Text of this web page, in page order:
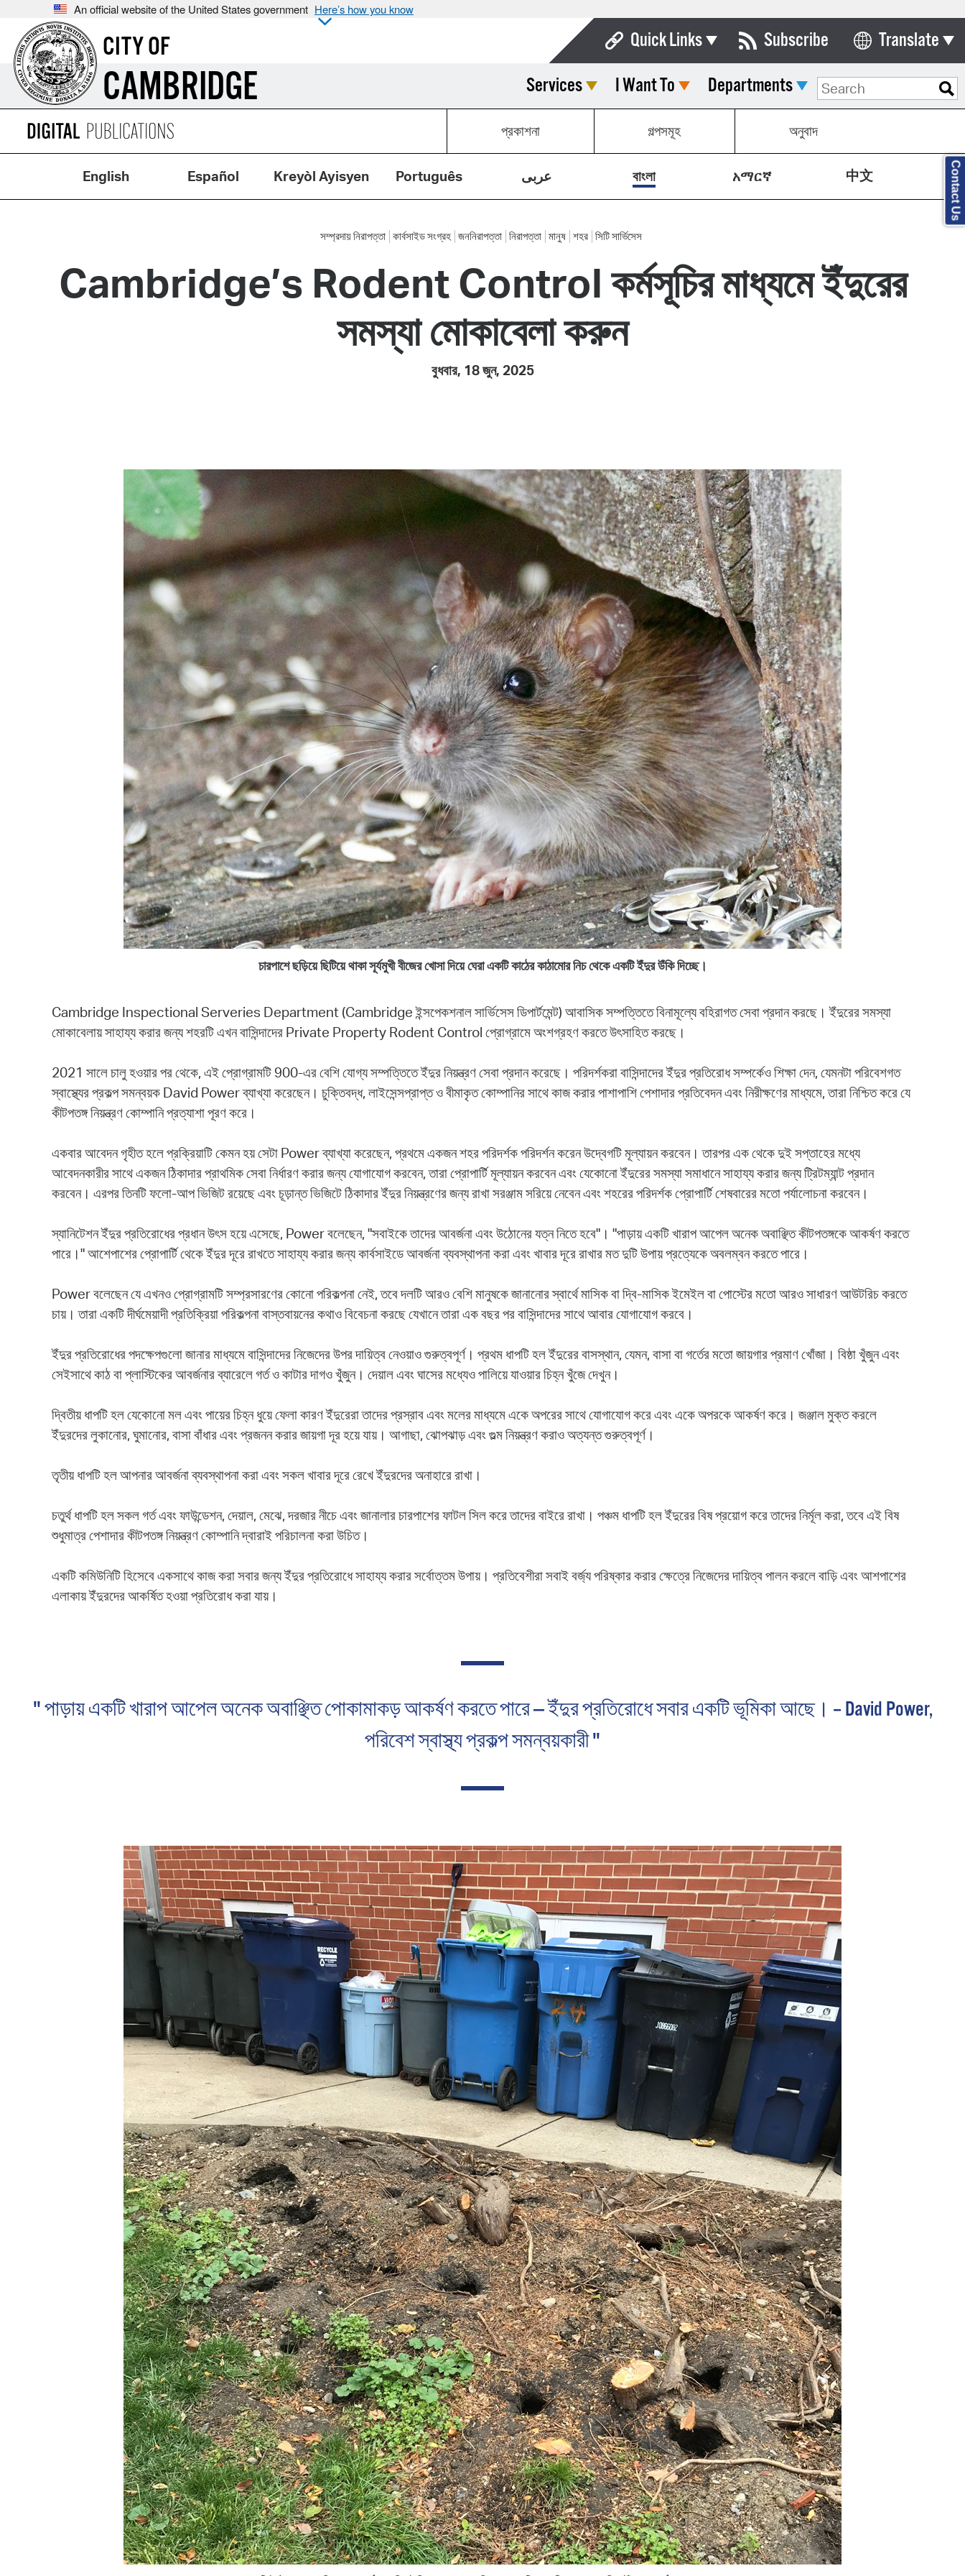
An official website of the United States government Here’s how you know
CITY OF
CAMBRIDGE
Quick Links
Boards & Commissions
Calendar
City Directory
Contact City Council
Department List
Forms & Documents
Municipal Code
Open Meeting Portal
Pay Bills Online
Subscribe Translate
Select Language
Services I Want To Departments
প্রকাশনা গল্পসমূহ অনুবাদ
English Español Kreyòl Ayisyen Português عربى বাংলা አማርኛ 中文
সম্প্রদায় নিরাপত্তা কার্বসাইড সংগ্রহ জননিরাপত্তা নিরাপত্তা মানুষ শহর সিটি সার্ভিসেস
Cambridge’s Rodent Control কর্মসূচির মাধ্যমে ইঁদুরের
সমস্যা মোকাবেলা করুন
বুধবার, 18 জুন, 2025
চারপাশে ছড়িয়ে ছিটিয়ে থাকা সূর্যমুখী বীজের খোসা দিয়ে ঘেরা একটি কাঠের কাঠামোর নিচ থেকে একটি ইঁদুর উঁকি দিচ্ছে।
Cambridge Inspectional Serveries Department (Cambridge ইন্সপেকশনাল সার্ভিসেস ডিপার্টমেন্ট) আবাসিক সম্পত্তিতে বিনামূল্যে বহিরাগত সেবা প্রদান করছে। ইঁদুরের সমস্যা
মোকাবেলায় সাহায্য করার জন্য শহরটি এখন বাসিন্দাদের Private Property Rodent Control প্রোগ্রামে অংশগ্রহণ করতে উৎসাহিত করছে।
2021 সালে চালু হওয়ার পর থেকে, এই প্রোগ্রামটি 900-এর বেশি যোগ্য সম্পত্তিতে ইঁদুর নিয়ন্ত্রণ সেবা প্রদান করেছে। পরিদর্শকরা বাসিন্দাদের ইঁদুর প্রতিরোধ সম্পর্কেও শিক্ষা দেন, যেমনটা পরিবেশগত
স্বাস্থ্যের প্রকল্প সমন্বয়ক David Power ব্যাখ্যা করেছেন। চুক্তিবদ্ধ, লাইসেন্সপ্রাপ্ত ও বীমাকৃত কোম্পানির সাথে কাজ করার পাশাপাশি পেশাদার প্রতিবেদন এবং নিরীক্ষণের মাধ্যমে, তারা নিশ্চিত করে যে
কীটপতঙ্গ নিয়ন্ত্রণ কোম্পানি প্রত্যাশা পূরণ করে।
একবার আবেদন গৃহীত হলে প্রক্রিয়াটি কেমন হয় সেটা Power ব্যাখ্যা করেছেন, প্রথমে একজন শহর পরিদর্শক পরিদর্শন করেন উদ্বেগটি মূল্যায়ন করবেন। তারপর এক থেকে দুই সপ্তাহের মধ্যে
আবেদনকারীর সাথে একজন ঠিকাদার প্রাথমিক সেবা নির্ধারণ করার জন্য যোগাযোগ করবেন, তারা প্রোপার্টি মূল্যায়ন করবেন এবং যেকোনো ইঁদুরের সমস্যা সমাধানে সাহায্য করার জন্য ট্রিটম্যান্ট প্রদান
করবেন। এরপর তিনটি ফলো-আপ ভিজিট রয়েছে এবং চূড়ান্ত ভিজিটে ঠিকাদার ইঁদুর নিয়ন্ত্রণের জন্য রাখা সরঞ্জাম সরিয়ে নেবেন এবং শহরের পরিদর্শক প্রোপার্টি শেষবারের মতো পর্যালোচনা করবেন।
স্যানিটেশন ইঁদুর প্রতিরোধের প্রধান উৎস হয়ে এসেছে, Power বলেছেন, "সবাইকে তাদের আবর্জনা এবং উঠোনের যত্ন নিতে হবে"। "পাড়ায় একটি খারাপ আপেল অনেক অবাঞ্ছিত কীটপতঙ্গকে আকর্ষণ করতে
পারে।" আশেপাশের প্রোপার্টি থেকে ইঁদুর দূরে রাখতে সাহায্য করার জন্য কার্বসাইডে আবর্জনা ব্যবস্থাপনা করা এবং খাবার দূরে রাখার মত দুটি উপায় প্রত্যেকে অবলম্বন করতে পারে।
Power বলেছেন যে এখনও প্রোগ্রামটি সম্প্রসারণের কোনো পরিকল্পনা নেই, তবে দলটি আরও বেশি মানুষকে জানানোর স্বার্থে মাসিক বা দ্বি-মাসিক ইমেইল বা পোস্টের মতো আরও সাধারণ আউটরিচ করতে
চায়। তারা একটি দীর্ঘমেয়াদী প্রতিক্রিয়া পরিকল্পনা বাস্তবায়নের কথাও বিবেচনা করছে যেখানে তারা এক বছর পর বাসিন্দাদের সাথে আবার যোগাযোগ করবে।
ইঁদুর প্রতিরোধের পদক্ষেপগুলো জানার মাধ্যমে বাসিন্দাদের নিজেদের উপর দায়িত্ব নেওয়াও গুরুত্বপূর্ণ। প্রথম ধাপটি হল ইঁদুরের বাসস্থান, যেমন, বাসা বা গর্তের মতো জায়গার প্রমাণ খোঁজা। বিষ্ঠা খুঁজুন এবং
সেইসাথে কাঠ বা প্লাস্টিকের আবর্জনার ব্যারেলে গর্ত ও কাটার দাগও খুঁজুন। দেয়াল এবং ঘাসের মধ্যেও পালিয়ে যাওয়ার চিহ্ন খুঁজে দেখুন।
দ্বিতীয় ধাপটি হল যেকোনো মল এবং পায়ের চিহ্ন ধুয়ে ফেলা কারণ ইঁদুরেরা তাদের প্রস্রাব এবং মলের মাধ্যমে একে অপরের সাথে যোগাযোগ করে এবং একে অপরকে আকর্ষণ করে। জঞ্জাল মুক্ত করলে
ইঁদুরদের লুকানোর, ঘুমানোর, বাসা বাঁধার এবং প্রজনন করার জায়গা দূর হয়ে যায়। আগাছা, ঝোপঝাড় এবং গুল্ম নিয়ন্ত্রণ করাও অত্যন্ত গুরুত্বপূর্ণ।
তৃতীয় ধাপটি হল আপনার আবর্জনা ব্যবস্থাপনা করা এবং সকল খাবার দূরে রেখে ইঁদুরদের অনাহারে রাখা।
চতুর্থ ধাপটি হল সকল গর্ত এবং ফাউন্ডেশন, দেয়াল, মেঝে, দরজার নীচে এবং জানালার চারপাশের ফাটল সিল করে তাদের বাইরে রাখা। পঞ্চম ধাপটি হল ইঁদুরের বিষ প্রয়োগ করে তাদের নির্মূল করা, তবে এই বিষ
শুধুমাত্র পেশাদার কীটপতঙ্গ নিয়ন্ত্রণ কোম্পানি দ্বারাই পরিচালনা করা উচিত।
একটি কমিউনিটি হিসেবে একসাথে কাজ করা সবার জন্য ইঁদুর প্রতিরোধে সাহায্য করার সর্বোত্তম উপায়। প্রতিবেশীরা সবাই বর্জ্য পরিষ্কার করার ক্ষেত্রে নিজেদের দায়িত্ব পালন করলে বাড়ি এবং আশপাশের
এলাকায় ইঁদুরদের আকর্ষিত হওয়া প্রতিরোধ করা যায়।
" পাড়ায় একটি খারাপ আপেল অনেক অবাঞ্ছিত পোকামাকড় আকর্ষণ করতে পারে — ইঁদুর প্রতিরোধে সবার একটি ভূমিকা আছে। – David Power,
পরিবেশ স্বাস্থ্য প্রকল্প সমন্বয়কারী "
Contact Us